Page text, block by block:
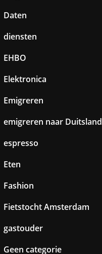
Daten
diensten
EHBO
Elektronica
Emigreren
emigreren naar Duitsland
espresso
Eten
Fashion
Fietstocht Amsterdam
gastouder
Geen categorie